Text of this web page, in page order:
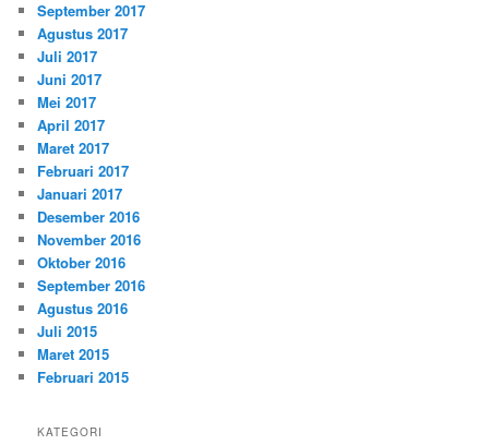
September 2017
Agustus 2017
Juli 2017
Juni 2017
Mei 2017
April 2017
Maret 2017
Februari 2017
Januari 2017
Desember 2016
November 2016
Oktober 2016
September 2016
Agustus 2016
Juli 2015
Maret 2015
Februari 2015
KATEGORI